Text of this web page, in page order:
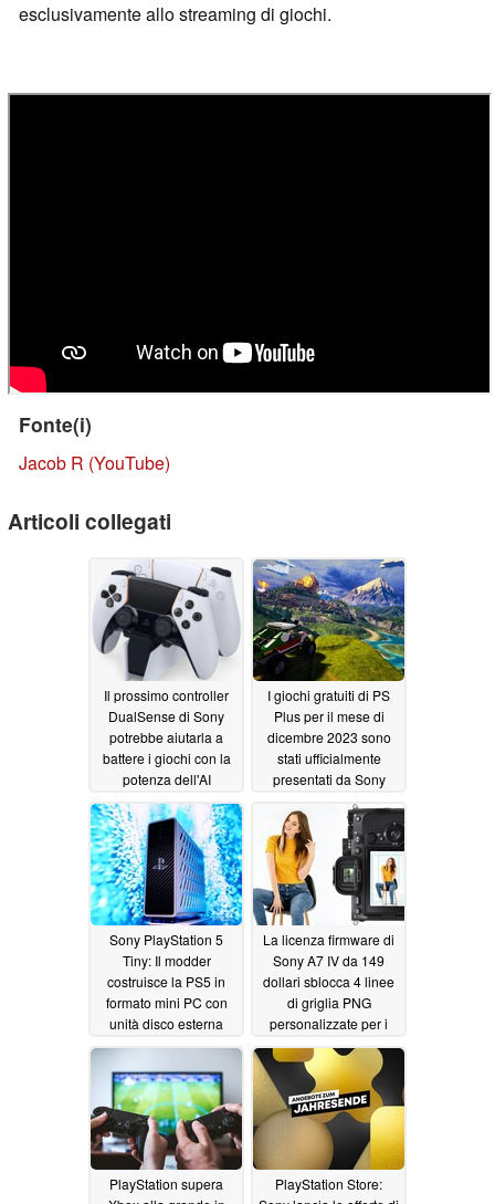
esclusivamente allo streaming di giochi.
Fonte(i)
Jacob R (YouTube)
Articoli collegati
Il prossimo controller
DualSense di Sony
potrebbe aiutarla a
battere i giochi con la
potenza dell'AI
12/04/2023
I giochi gratuiti di PS
Plus per il mese di
dicembre 2023 sono
stati ufficialmente
presentati da Sony
11/30/2023
Sony PlayStation 5
Tiny: Il modder
costruisce la PS5 in
formato mini PC con
unità disco esterna
11/30/2023
La licenza firmware di
Sony A7 IV da 149
dollari sblocca 4 linee
di griglia PNG
personalizzate per i
fotografi professionisti
11/29/2023
PlayStation supera
PlayStation Store: